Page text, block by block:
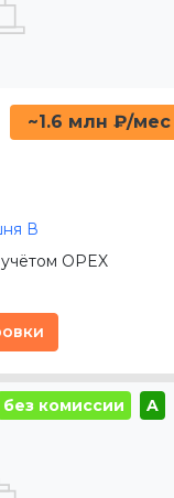
~1.6 млн ₽/мес
В
OPEX
без комиссии A